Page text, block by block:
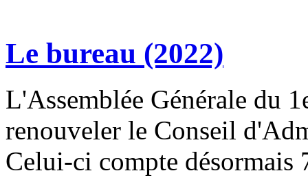
Le bureau (2022)
L'Assemblée Générale du
renouveler le Conseil
Celui-ci compte désormais